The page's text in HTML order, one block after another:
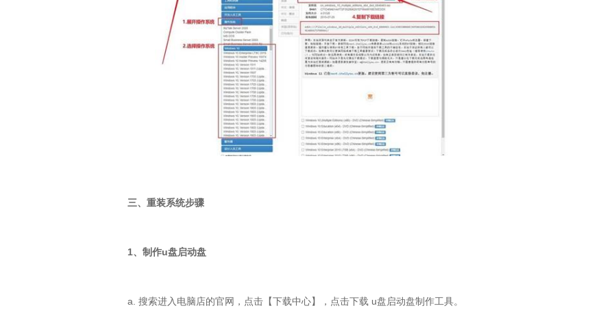
三、重装系统步骤
1、制作u盘启动盘
a. 搜索进入电脑店的官网，点击【下载中心】，点击下载 u盘启动盘制作工具。